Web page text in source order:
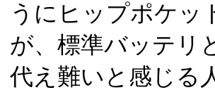
うにヒップポケッ
が、標準バッテリ
代え難いと感じる